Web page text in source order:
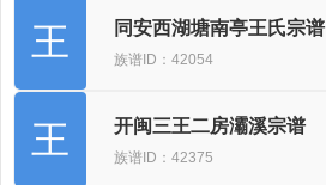
王 同安西湖塘南亭王氏宗谱
族谱ID：42054
王 开闽三王二房灞溪宗谱
族谱ID：42375